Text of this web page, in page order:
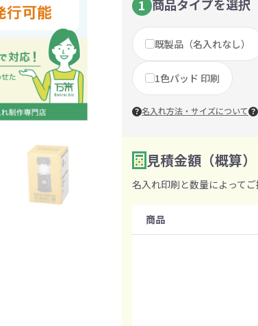
箸・お弁当グッズ カトラリー
ラップ・ビニール
防犯グッズ 防災セット
美容グッズ ミラー
加湿器
マスクケース
ウェットテ
ッシュ
啓発グッズ
アウトドア・
夏のノベルティ 秋のノベ
ゃれなエコグッズ）
1 商品タイプを選択
既製品（名入れなし）
1色パッド 印刷
名入れ方法・サイズについて
2 数量を入力
購入条件
既製品：50個から
見積金額（概算）
名入れ印刷と数量によってご
商品